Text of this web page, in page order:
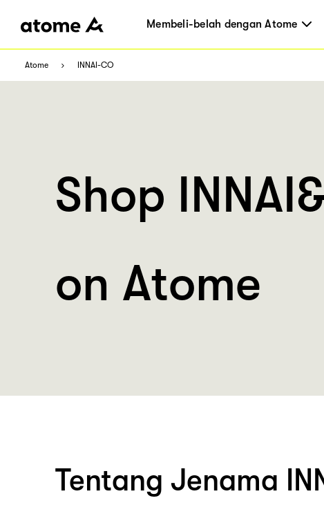
Membeli-belah dengan Atome
Atome INNAI-CO
Shop
on Atome
Tentang Jenama